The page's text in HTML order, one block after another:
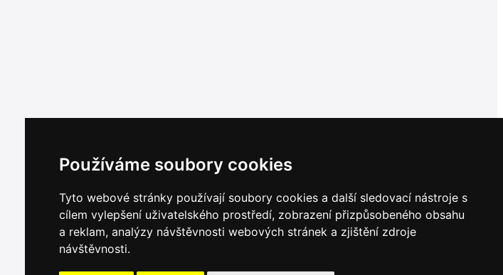
Používáme soubory cookies
Tyto webové stránky používají soubory cookies a další sledovací nástroje s
cílem vylepšení uživatelského prostředí, zobrazení přizpůsobeného obsahu
a reklam, analýzy návštěvnosti webových stránek a zjištění zdroje
návštěvnosti.